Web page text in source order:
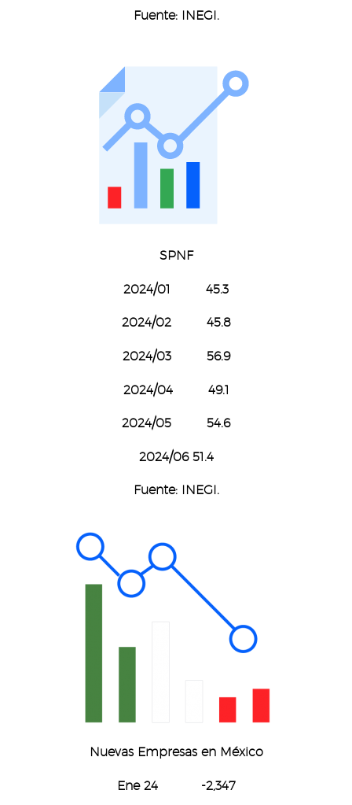
Fuente: INEGI.
SPNF
2024/01 45.3
2024/02 45.8
2024/03 56.9
2024/04 49.1
2024/05 54.6
2024/06 51.4
Fuente: INEGI.
Nuevas Empresas en México
Ene 24 -2,347